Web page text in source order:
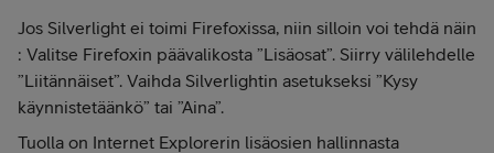
Jos Silverlight ei toimi Firefoxissa, niin silloin voi tehdä näin
: Valitse Firefoxin päävalikosta ”Lisäosat”. Siirry välilehdelle
”Liitännäiset”. Vaihda Silverlightin asetukseksi ”Kysy
käynnistetäänkö” tai ”Aina”.
Tuolla on Internet Explorerin lisäosien hallinnasta